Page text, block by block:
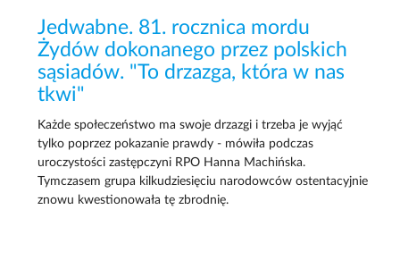
Jedwabne. 81. rocznica mordu
Żydów dokonanego przez polskich
sąsiadów. "To drzazga, która w nas
tkwi"
Każde społeczeństwo ma swoje drzazgi i trzeba je wyjąć
tylko poprzez pokazanie prawdy - mówiła podczas
uroczystości zastępczyni RPO Hanna Machińska.
Tymczasem grupa kilkudziesięciu narodowców ostentacyjnie
znowu kwestionowała tę zbrodnię.